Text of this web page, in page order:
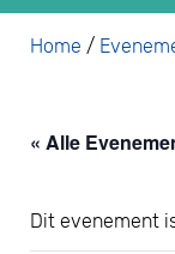
Home /
« Alle
Dit evenement